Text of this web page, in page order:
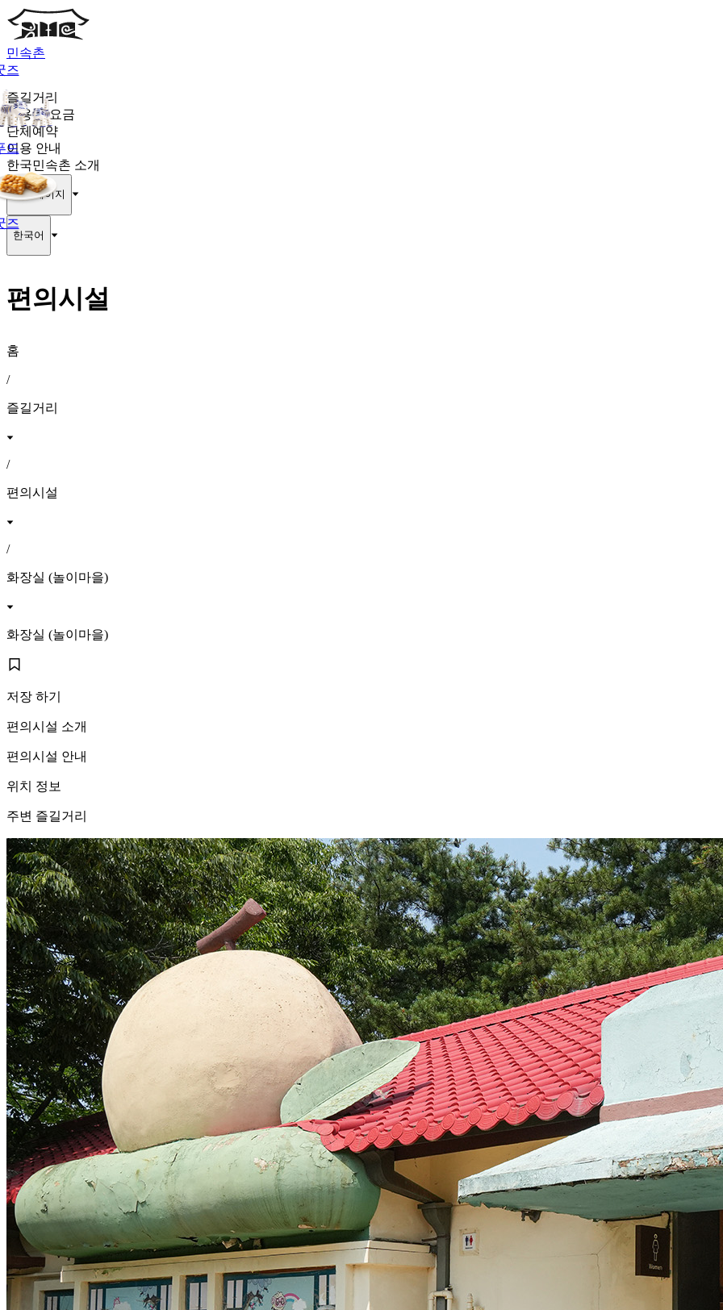
민속촌
즈
드
즈
즐길거리
이용권·요금
단체예약
이용 안내
한국민속촌 소개
마이페이지
한국어
편의시설
홈
/
즐길거리
/
편의시설
/
화장실 (놀이마을)
화장실 (놀이마을)
저장 하기
편의시설 소개
편의시설 안내
위치 정보
주변 즐길거리